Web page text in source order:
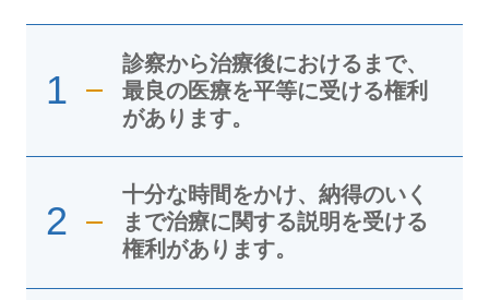
1
診察から治療後におけるまで、
最良の医療を平等に受ける権利
があります。
2
十分な時間をかけ、納得のいく
まで治療に関する説明を受ける
権利があります。